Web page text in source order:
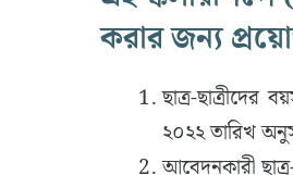
করার জন্য
ছাত্র-ছাত্রীদের
২০২২ তারিখ
আবেদনকারী